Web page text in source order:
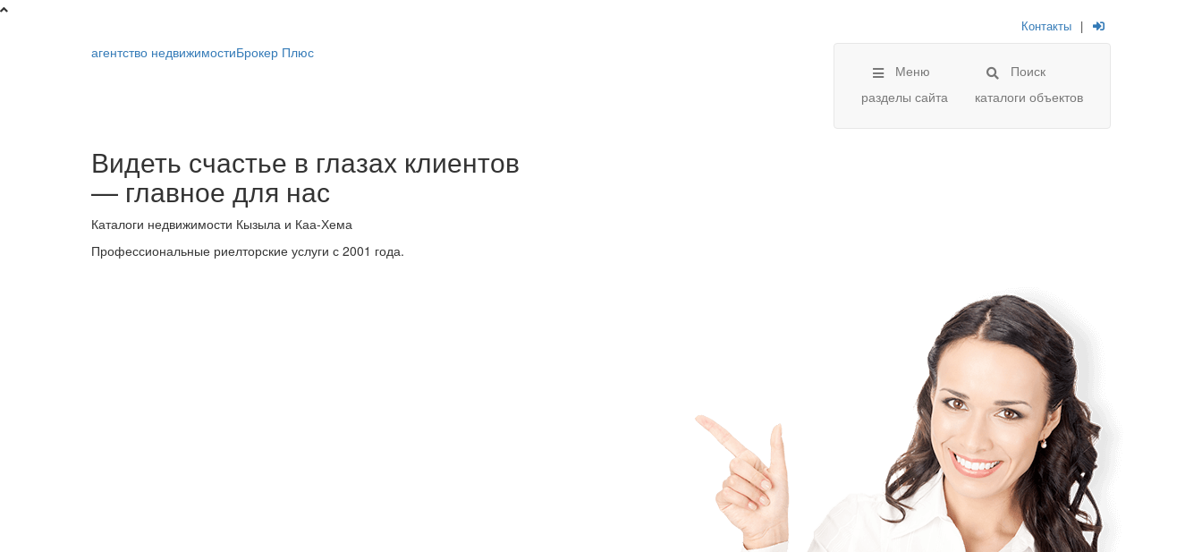
Контакты |
Меню
разделы сайта
Поиск
каталоги объектов
агентство недвижимостиБрокер Плюс
Брокер
риелторская
Видеть счастье в глазах клиентов
— главное для нас
Каталоги недвижимости Кызыла и Каа-Хема
Профессиональные риелторские услуги с 2001 года.